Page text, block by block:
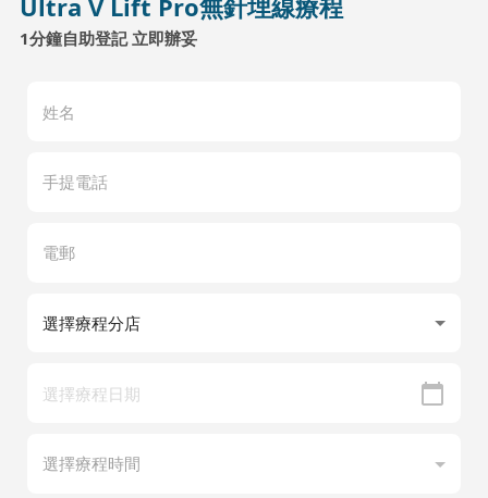
Ultra V Lift Pro無針埋線療程
1分鐘自助登記 立即辦妥